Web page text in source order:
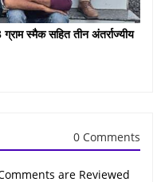
स्मैक सहित तीन अंतर्राज्यीय
0 Comments
are Reviewed